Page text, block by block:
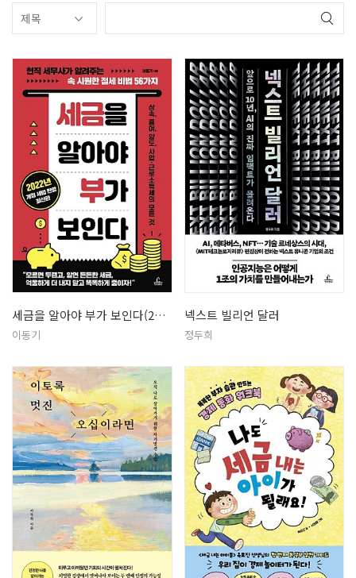
세금을 알아야 부가 보인다(2022)
이동기
넥스트 빌리언 달러
정두희